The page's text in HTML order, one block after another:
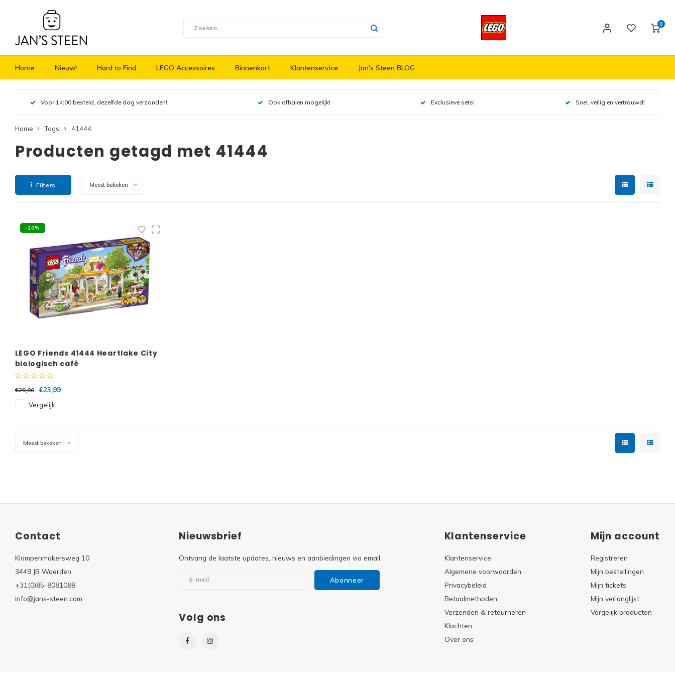
0
Home Nieuw! Hard to Find LEGO Accessoires Binnenkort Klantenservice Jan's Steen BLOG
Voor 14:00 besteld, dezelfde dag verzonden! Ook afhalen mogelijk! Exclusieve sets! Snel, veilig en vertrouwd!
Home Tags 41444
Producten getagd met 41444
Filters Meest bekeken
-20%
LEGO Friends 41444 Heartlake City
biologisch café
€29,99
€23,99
Vergelijk
Meest bekeken
Contact
Klompenmakersweg 10
3449 JB Woerden
+31(0)85-8081088
info@jans-steen.com
Nieuwsbrief
Ontvang de laatste updates, nieuws en aanbiedingen via email
Abonneer
Volg ons
Klantenservice
Klantenservice
Algemene voorwaarden
Privacybeleid
Betaalmethoden
Verzenden & retourneren
Klachten
Over ons
Mijn account
Registreren
Mijn bestellingen
Mijn tickets
Mijn verlanglijst
Vergelijk producten